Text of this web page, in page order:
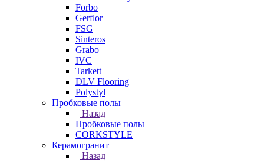
Forbo
Gerflor
FSG
Sinteros
Grabo
IVC
Tarkett
DLV Flooring
Polystyl
Пробковые полы
Назад
Пробковые полы
CORKSTYLE
Керамогранит
Назад